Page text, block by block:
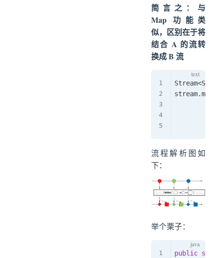
简言之：与
Map 功能类
似，区别在于将
结合 A 的流转
换成 B 流
流程解析图如
下：
举个栗子：
public